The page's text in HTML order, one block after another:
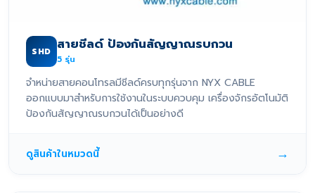
SHD สายชีลด์ ป้องกันสัญญาณรบกวน
5 รุ่น
จำหน่ายสายคอนโทรลมีชีลด์ครบทุกรุ่นจาก NYX CABLE
ออกแบบมาสำหรับการใช้งานในระบบควบคุม เครื่องจักรอัตโนมัติ
ป้องกันสัญญาณรบกวนได้เป็นอย่างดี
ดูสินค้าในหมวดนี้ →